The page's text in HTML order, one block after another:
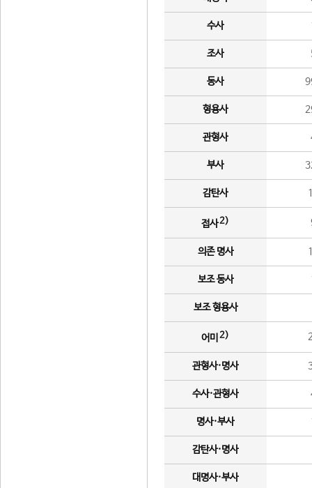
수사
조사
동사
형용사
관형사
부사
감탄사
접사2)
의존 명사
보조 동사
보조 형용사
어미 2)
관형사·명사
수사·관형사
명사·부사
감탄사·명사
대명사·부사